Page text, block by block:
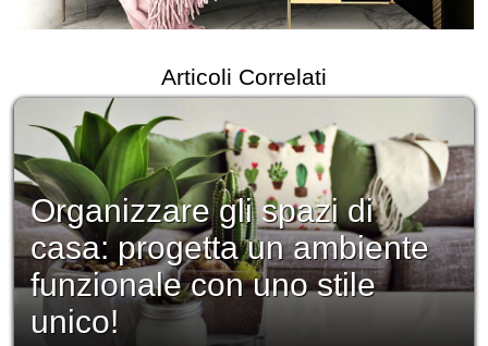
Articoli Correlati
Organizzare gli spazi di
casa: progetta un ambiente
funzionale con uno stile
unico!